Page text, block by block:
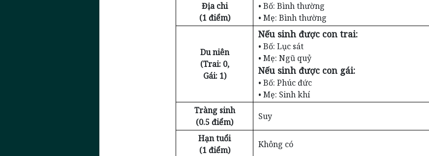
Địa chi
(1 điểm)
• Bố: Bình thường
• Mẹ: Bình thường
Du niên
(Trai: 0,
Gái: 1)
Nếu sinh được con trai:
• Bố: Lục sát
• Mẹ: Ngũ quỷ
Nếu sinh được con gái:
• Bố: Phúc đức
• Mẹ: Sinh khí
Tràng sinh
(0.5 điểm)
Suy
Hạn tuổi
(1 điểm)
Không có